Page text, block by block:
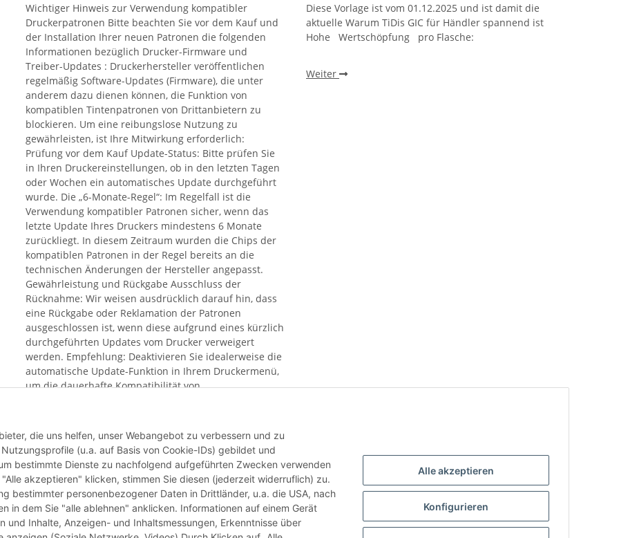
Wichtiger Hinweis zur Verwendung kompatibler
Druckerpatronen Bitte beachten Sie vor dem Kauf und
der Installation Ihrer neuen Patronen die folgenden
Informationen bezüglich Drucker-Firmware und
Treiber-Updates : Druckerhersteller veröffentlichen
regelmäßig Software-Updates (Firmware), die unter
anderem dazu dienen können, die Funktion von
kompatiblen Tintenpatronen von Drittanbietern zu
blockieren. Um eine reibungslose Nutzung zu
gewährleisten, ist Ihre Mitwirkung erforderlich:
Prüfung vor dem Kauf Update-Status: Bitte prüfen Sie
in Ihren Druckereinstellungen, ob in den letzten Tagen
oder Wochen ein automatisches Update durchgeführt
wurde. Die „6-Monate-Regel“: Im Regelfall ist die
Verwendung kompatibler Patronen sicher, wenn das
letzte Update Ihres Druckers mindestens 6 Monate
zurückliegt. In diesem Zeitraum wurden die Chips der
kompatiblen Patronen in der Regel bereits an die
technischen Änderungen der Hersteller angepasst.
Gewährleistung und Rückgabe Ausschluss der
Rücknahme: Wir weisen ausdrücklich darauf hin, dass
eine Rückgabe oder Reklamation der Patronen
ausgeschlossen ist, wenn diese aufgrund eines kürzlich
durchgeführten Updates vom Drucker verweigert
werden. Empfehlung: Deaktivieren Sie idealerweise die
automatische Update-Funktion in Ihrem Druckermenü,
um die dauerhafte Kompatibilität von
geprüft haben und das Risiko einer Blockierung durch
aktuelle Hersteller-Software bekannt ist.
Weiter
Diese Vorlage ist vom 01.12.2025 und ist damit die
aktuelle Warum TiDis GIC für Händler spannend ist
Hohe Wertschöpfung pro Flasche:
Weiter
die uns helfen, unser Webangebot zu verbessern und zu
(u.a. auf Basis von Cookie-IDs) gebildet und
bestimmte Dienste zu nachfolgend aufgeführten Zwecken verwenden
akzeptieren" klicken, stimmen Sie diesen (jederzeit widerruflich) zu.
bestimmter personenbezogener Daten in Drittländer, u.a. die USA, nach
in dem Sie "alle ablehnen" anklicken. Informationen auf einem Gerät
und Inhalte, Anzeigen- und Inhaltsmessungen, Erkenntnisse über
Alle akzeptieren
Konfigurieren